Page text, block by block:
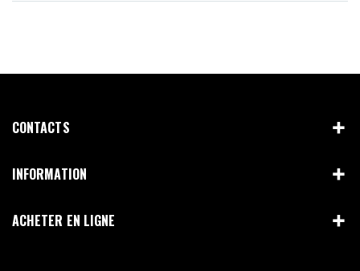
CONTACTS
INFORMATION
ACHETER EN LIGNE